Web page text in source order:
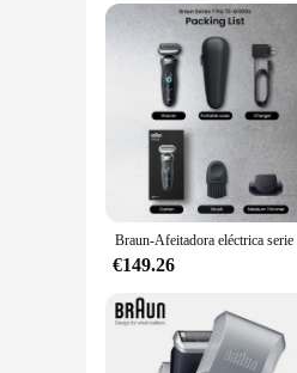
€149.26